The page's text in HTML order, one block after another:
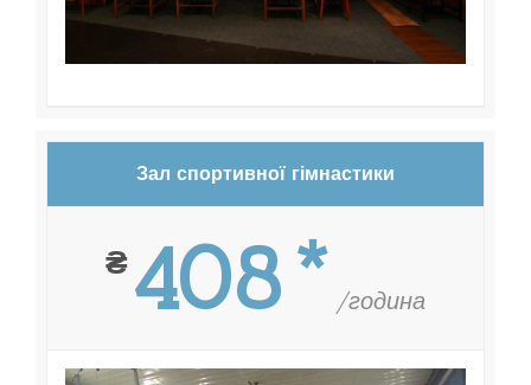
Зал спортивної гімнастики
₴408* /година